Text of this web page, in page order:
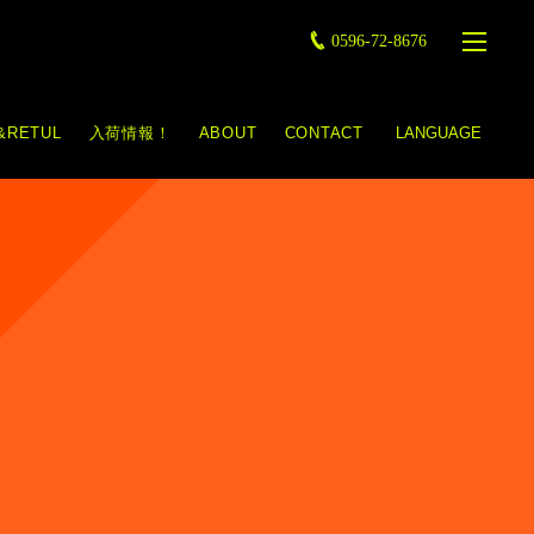
0596-72-8676
入荷情報！ ABOUT CONTACT LANGUAGE